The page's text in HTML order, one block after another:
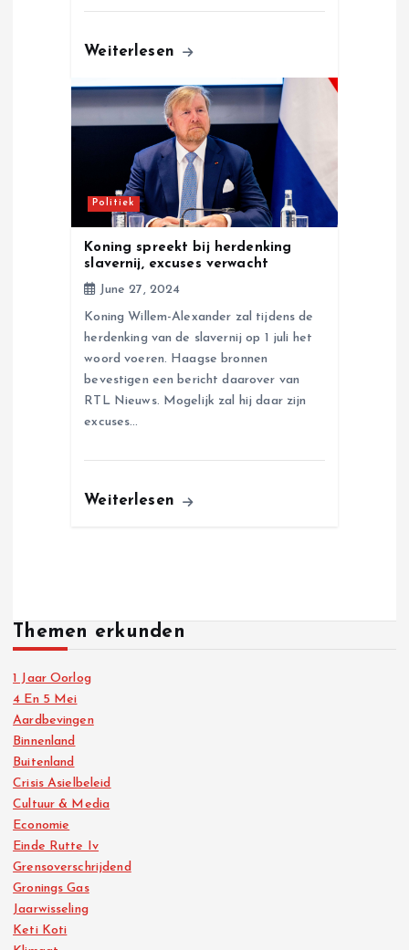
Weiterlesen
Politiek
Koning spreekt bij herdenking
slavernij, excuses verwacht
June 27, 2024
Koning Willem-Alexander zal tijdens de
herdenking van de slavernij op 1 juli het
woord voeren. Haagse bronnen
bevestigen een bericht daarover van
RTL Nieuws. Mogelijk zal hij daar zijn
excuses…
Weiterlesen
Themen erkunden
1 Jaar Oorlog
4 En 5 Mei
Aardbevingen
Binnenland
Buitenland
Crisis Asielbeleid
Cultuur & Media
Economie
Einde Rutte Iv
Grensoverschrijdend
Gronings Gas
Jaarwisseling
Keti Koti